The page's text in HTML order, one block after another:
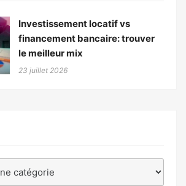
Investissement locatif vs
financement bancaire: trouver
le meilleur mix
23 juillet 2026